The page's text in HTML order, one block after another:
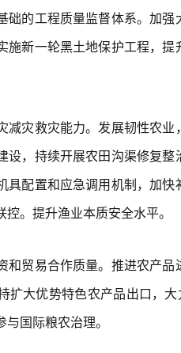
础的工程质量监督体系。加
施新一轮黑土地保护工程，
灾救灾能力。发展韧性农业
设，持续开展农田沟渠修复
具配置和应急调用机制，加
。提升渔业本质安全水平。
贸易合作质量。推进农产品
扩大优势特色农产品出口，
国际粮农治理。